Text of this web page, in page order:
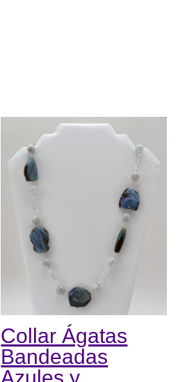
Collar Ágatas
Bandeadas